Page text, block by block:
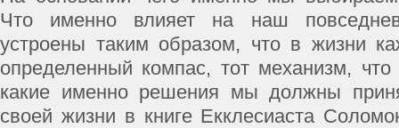
Что именно влияет на наш
устроены таким образом, что в жизни
определенный компас, тот механизм,
какие именно решения мы должны
своей жизни в книге Екклесиаста